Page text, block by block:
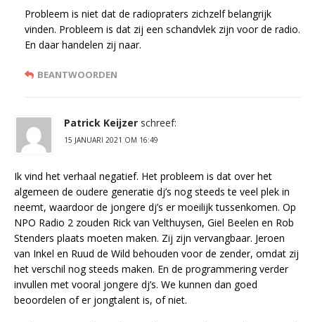
Probleem is niet dat de radiopraters zichzelf belangrijk
vinden. Probleem is dat zij een schandvlek zijn voor de radio.
En daar handelen zij naar.
BEANTWOORDEN
Patrick Keijzer schreef:
15 JANUARI 2021 OM 16:49
Ik vind het verhaal negatief. Het probleem is dat over het
algemeen de oudere generatie dj’s nog steeds te veel plek in
neemt, waardoor de jongere dj’s er moeilijk tussenkomen. Op
NPO Radio 2 zouden Rick van Velthuysen, Giel Beelen en Rob
Stenders plaats moeten maken. Zij zijn vervangbaar. Jeroen
van Inkel en Ruud de Wild behouden voor de zender, omdat zij
het verschil nog steeds maken. En de programmering verder
invullen met vooral jongere dj’s. We kunnen dan goed
beoordelen of er jongtalent is, of niet.